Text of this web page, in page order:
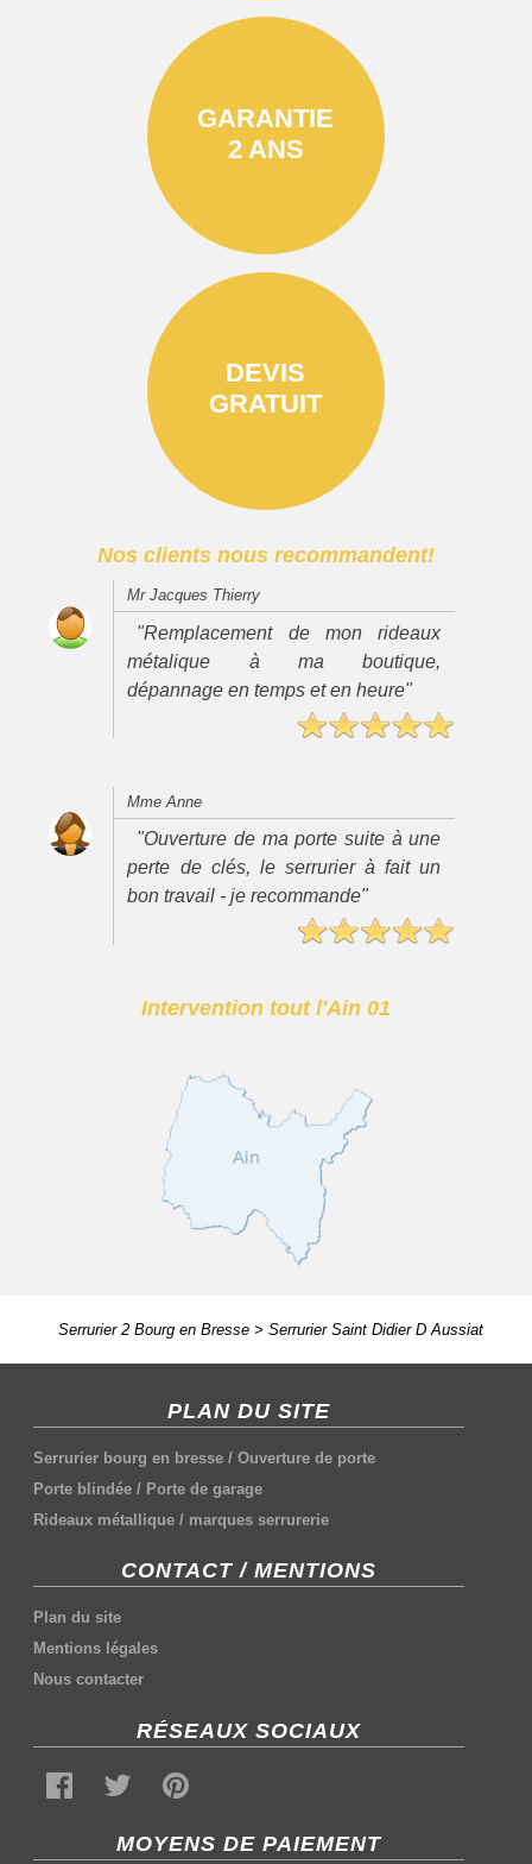
GARANTIE
2 ANS
DEVIS
GRATUIT
Nos clients nous recommandent!
Mr Jacques Thierry
"Remplacement de mon rideaux
métalique à ma boutique,
dépannage en temps et en heure"
Mme Anne
"Ouverture de ma porte suite à une
perte de clés, le serrurier à fait un
bon travail - je recommande"
Intervention tout l'Ain 01
Serrurier 2 Bourg en Bresse> Serrurier Saint Didier D Aussiat
PLAN DU SITE
Serrurier bourg en bresse /Ouverture de porte
Porte blindée / Porte de garage
Rideaux métallique / marques serrurerie
CONTACT / MENTIONS
Plan du site
Mentions légales
Nous contacter
RÉSEAUX SOCIAUX
MOYENS DE PAIEMENT